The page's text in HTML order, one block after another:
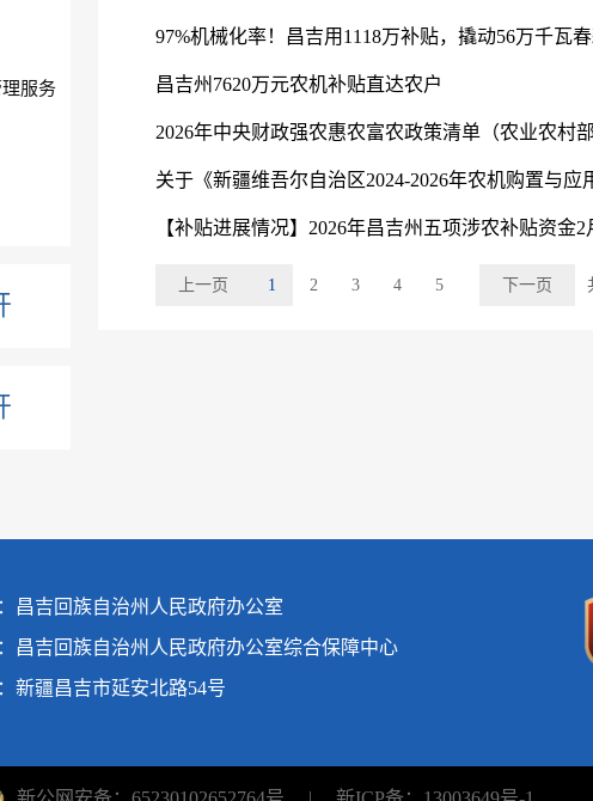
服务
97%机械化率！昌吉用1118万补贴，撬动56万千瓦
昌吉州7620万元农机补贴直达农户
2026年中央财政强农惠农富农政策清单（农业农村部
【补贴进展情况】2026年昌吉州五项涉农补贴资金
上一页 1 2 3 4 5 下一页
昌吉回族自治州人民政府办公室
昌吉回族自治州人民政府办公室综合保障中心
新疆昌吉市延安北路54号